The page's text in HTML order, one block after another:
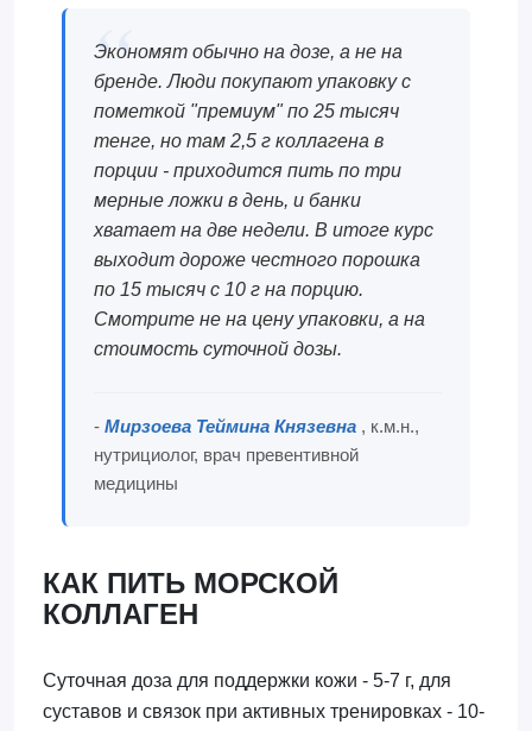
Экономят обычно на дозе, а не на
бренде. Люди покупают упаковку с
пометкой "премиум" по 25 тысяч
тенге, но там 2,5 г коллагена в
порции - приходится пить по три
мерные ложки в день, и банки
хватает на две недели. В итоге курс
выходит дороже честного порошка
по 15 тысяч с 10 г на порцию.
Смотрите не на цену упаковки, а на
стоимость суточной дозы.
- Мирзоева Теймина Князевна , к.м.н.,
нутрициолог, врач превентивной
медицины
КАК ПИТЬ МОРСКОЙ
КОЛЛАГЕН
Суточная доза для поддержки кожи - 5-7 г, для
суставов и связок при активных тренировках - 10-